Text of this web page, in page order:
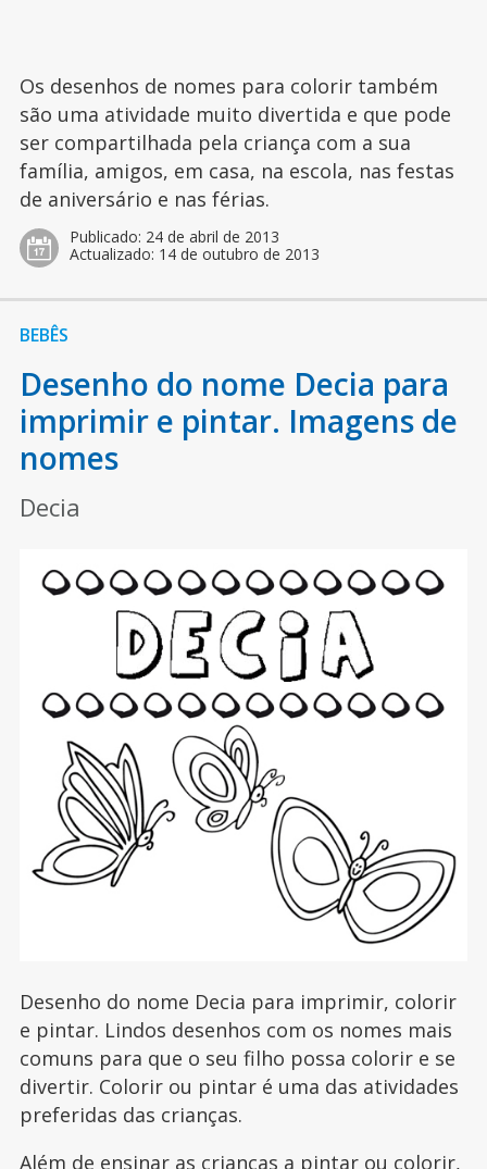
Os desenhos de nomes para colorir também
são uma atividade muito divertida e que pode
ser compartilhada pela criança com a sua
família, amigos, em casa, na escola, nas festas
de aniversário e nas férias.
Publicado: 24 de abril de 2013
Actualizado: 14 de outubro de 2013
BEBÊS
Desenho do nome Decia para
imprimir e pintar. Imagens de
nomes
Decia
Desenho do nome Decia para imprimir, colorir
e pintar. Lindos desenhos com os nomes mais
comuns para que o seu filho possa colorir e se
divertir. Colorir ou pintar é uma das atividades
preferidas das crianças.
Além de ensinar as crianças a pintar ou colorir,